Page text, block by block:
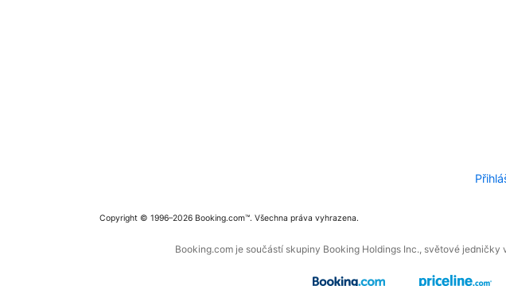
Copyright © 1996–2026 Booking.com™. Všechna práva vyhrazena.
Booking.com je součástí skupiny Booking Holdings Inc., světové